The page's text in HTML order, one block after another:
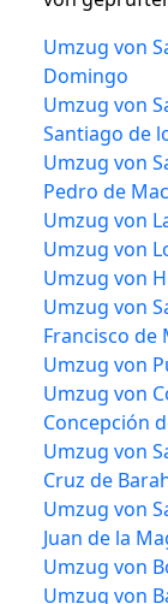
Umzug von
Domingo
Umzug von
Santiago de
Umzug von
Pedro de
Umzug von
Umzug von
Umzug von
Umzug von
Francisco de
Umzug von
Umzug von
Concepción
Umzug von
Cruz de
Umzug von
Juan de la
Umzug von
Umzug von